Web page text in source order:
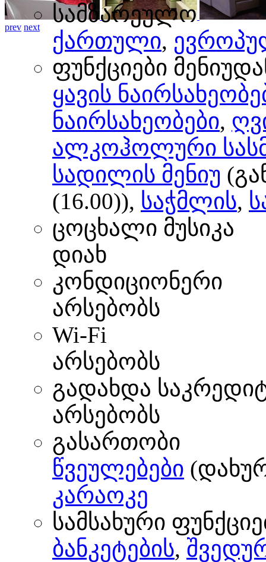
prev next
სამზარეულო
ქართული,
ფუნქციები
ყავის
ნაირსახეობები,
ალკოჰოლური
სადილის მენიუ
(16.00)), საჭმლის,
ცოცხალი მუსიკა
დიახ
კონდიციონერი
არსებობს
Wi-Fi
არსებობს
გადახდა
არსებობს
გასართობი
წვეულებები
კარაოკე
სამსახური
ბანკეტების,